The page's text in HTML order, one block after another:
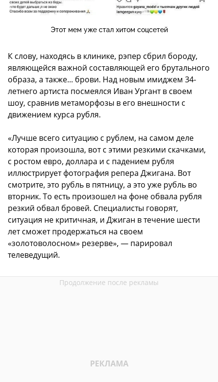
Этот мем уже стал хитом соцсетей
К слову, находясь в клинике, рэпер сбрил бороду,
являющейся важной составляющей его брутального
образа, а также... брови. Над новым имиджем 34-
летнего артиста посмеялся Иван Ургант в своем
шоу, сравнив метаморфозы в его внешности с
движением курса рубля.
«Лучше всего ситуацию с рублем, на самом деле
которая произошла, вот с этими резкими скачками,
с ростом евро, доллара и с падением рубля
иллюстрирует фотография репера Джигана. Вот
смотрите, это рубль в пятницу, а это уже рубль во
вторник. То есть произошел на фоне обвала рубля
резкий обвал бровей. Специалисты говорят,
ситуация не критичная, и Джиган в течение шести
лет сможет продержаться на своем
«золотоволосном» резерве», — парировал
телеведущий.